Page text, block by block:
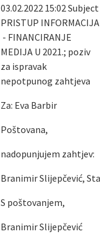
03.02.2022 15:02 Subject
PRISTUP
- FINANCIRANJE
MEDIJA U 2021.; poziv
za ispravak
nepotpunog zahtjeva
Za: Eva Barbir
Poštovana,
nadopunjujem zahtjev:
Branimir Slijepčević,
S poštovanjem,
Branimir Slijepčević